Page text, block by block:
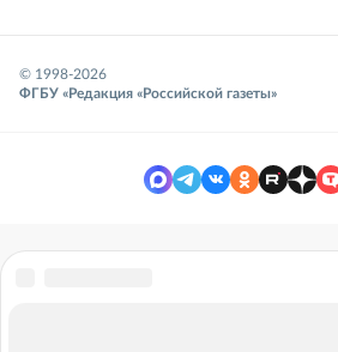
© 1998-2026
ФГБУ «Редакция «Российской газеты»